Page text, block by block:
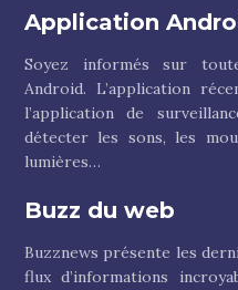
Application
Soyez informés sur
Android. L’application
l’application de
détecter les sons, les
lumières…
Buzz du web
Buzznews présente les
flux d’informations